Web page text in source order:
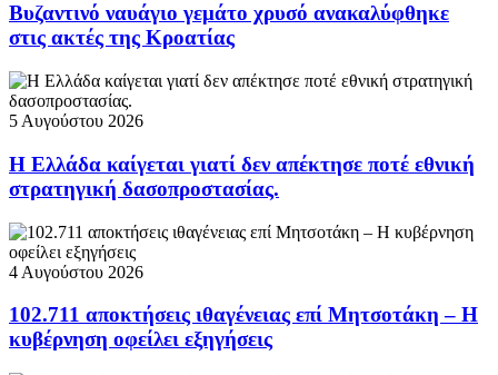
Βυζαντινό ναυάγιο γεμάτο χρυσό ανακαλύφθηκε
στις ακτές της Κροατίας
5 Αυγούστου 2026
Η Ελλάδα καίγεται γιατί δεν απέκτησε ποτέ εθνική
στρατηγική δασοπροστασίας.
4 Αυγούστου 2026
102.711 αποκτήσεις ιθαγένειας επί Μητσοτάκη – Η
κυβέρνηση οφείλει εξηγήσεις